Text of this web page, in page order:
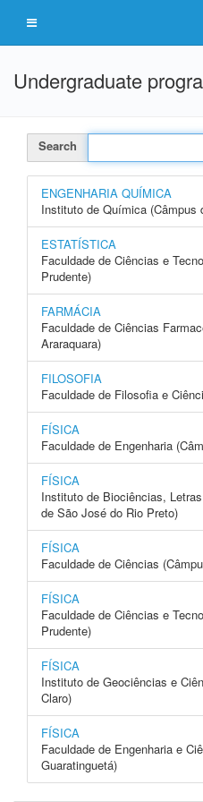
Undergraduate
Search
ENGENHARIA QUÍMICA
Instituto de Química (Câmpus
ESTATÍSTICA
Faculdade de Ciências e
Prudente)
FARMÁCIA
Faculdade de Ciências
Araraquara)
FILOSOFIA
Faculdade de Filosofia e
FÍSICA
Faculdade de Engenharia
FÍSICA
Instituto de Biociências,
de São José do Rio Preto)
FÍSICA
Faculdade de Ciências
FÍSICA
Faculdade de Ciências e
Prudente)
FÍSICA
Instituto de Geociências e
Claro)
FÍSICA
Faculdade de Engenharia e
Guaratinguetá)